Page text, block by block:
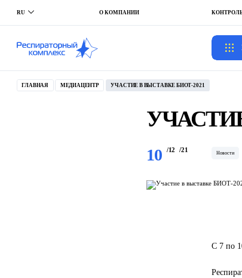
RU
EN
О КОМПАНИИ
ГЛАВНАЯ МЕДИАЦЕНТР УЧАСТИЕ В ВЫСТАВКЕ БИОТ-2021
10 /12 /21 Новости
С 7 по